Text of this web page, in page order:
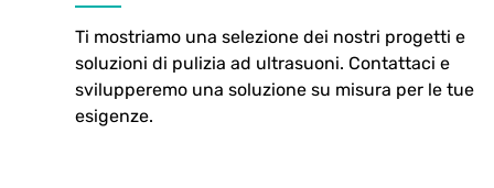
Ti mostriamo una selezione dei nostri progetti e
soluzioni di pulizia ad ultrasuoni. Contattaci e
svilupperemo una soluzione su misura per le tue
esigenze.